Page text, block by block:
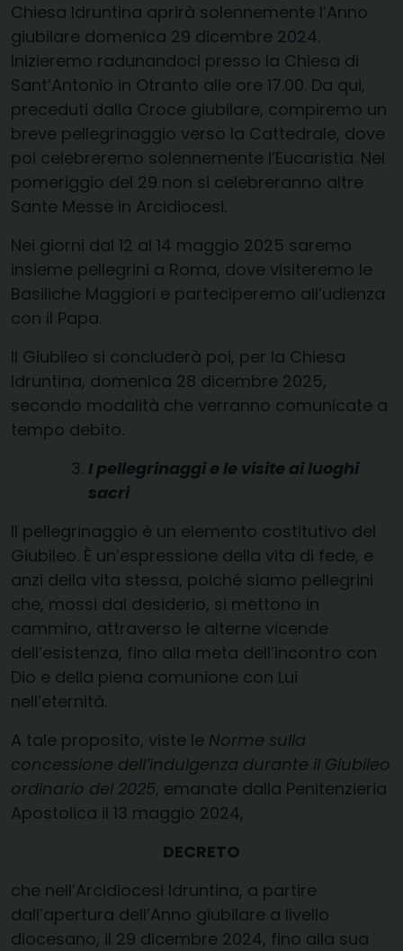
Chiesa Idruntina aprirà solennemente l’Anno
giubilare domenica 29 dicembre 2024.
Inizieremo radunandoci presso la Chiesa di
Sant’Antonio in Otranto alle ore 17.00. Da qui,
preceduti dalla Croce giubilare, compiremo un
breve pellegrinaggio verso la Cattedrale, dove
poi celebreremo solennemente l’Eucaristia. Nel
pomeriggio del 29 non si celebreranno altre
Sante Messe in Arcidiocesi.
Nei giorni dal 12 al 14 maggio 2025 saremo
insieme pellegrini a Roma, dove visiteremo le
Basiliche Maggiori e parteciperemo all’udienza
con il Papa.
Il Giubileo si concluderà poi, per la Chiesa
Idruntina, domenica 28 dicembre 2025,
secondo modalità che verranno comunicate a
tempo debito.
I pellegrinaggi e le visite ai luoghi
sacri
Il pellegrinaggio è un elemento costitutivo del
Giubileo. È un’espressione della vita di fede, e
anzi della vita stessa, poiché siamo pellegrini
che, mossi dal desiderio, si mettono in
cammino, attraverso le alterne vicende
dell’esistenza, fino alla meta dell’incontro con
Dio e della piena comunione con Lui
nell’eternità.
A tale proposito, viste le Norme sulla
concessione dell’indulgenza durante il Giubileo
ordinario del 2025, emanate dalla Penitenzieria
Apostolica il 13 maggio 2024,
DECRETO
che nell’Arcidiocesi Idruntina, a partire
dall’apertura dell’Anno giubilare a livello
diocesano, il 29 dicembre 2024, fino alla sua